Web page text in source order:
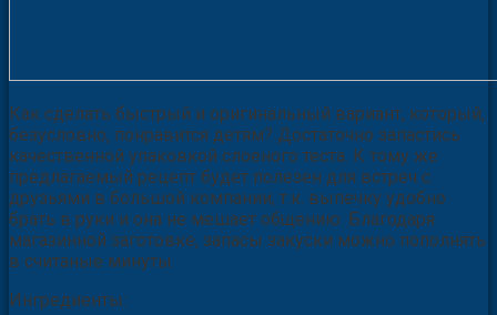
Как сделать быстрый и оригинальный вариант, который,
безусловно, понравится детям? Достаточно запастись
качественной упаковкой слоеного теста. К тому же
предлагаемый рецепт будет полезен для встреч с
друзьями в большой компании, т.к. выпечку удобно
брать в руки и она не мешает общению. Благодаря
магазинной заготовке, запасы закуски можно пополнять
в считаные минуты.
Ингредиенты: